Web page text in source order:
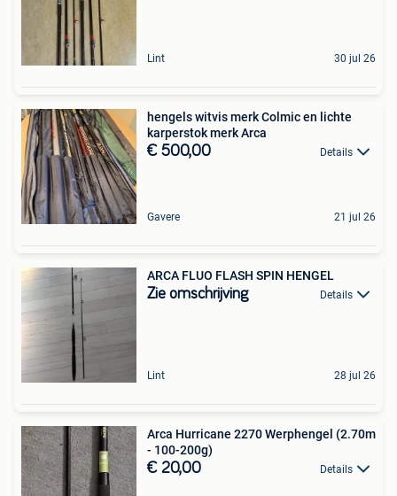
Lint 30 jul 26
hengels witvis merk Colmic en lichte
karperstok merk Arca
€ 500,00 Details
Gavere 21 jul 26
ARCA FLUO FLASH SPIN HENGEL
Zie omschrijving Details
Lint 28 jul 26
Arca Hurricane 2270 Werphengel (2.70m
- 100-200g)
€ 20,00 Details